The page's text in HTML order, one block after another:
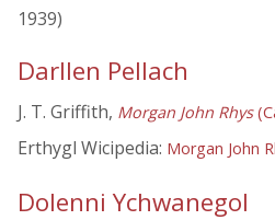
1939)
Darllen Pellach
J. T. Griffith, Morgan John Rhys
Erthygl Wicipedia: Morgan John
Dolenni Ychwanegol